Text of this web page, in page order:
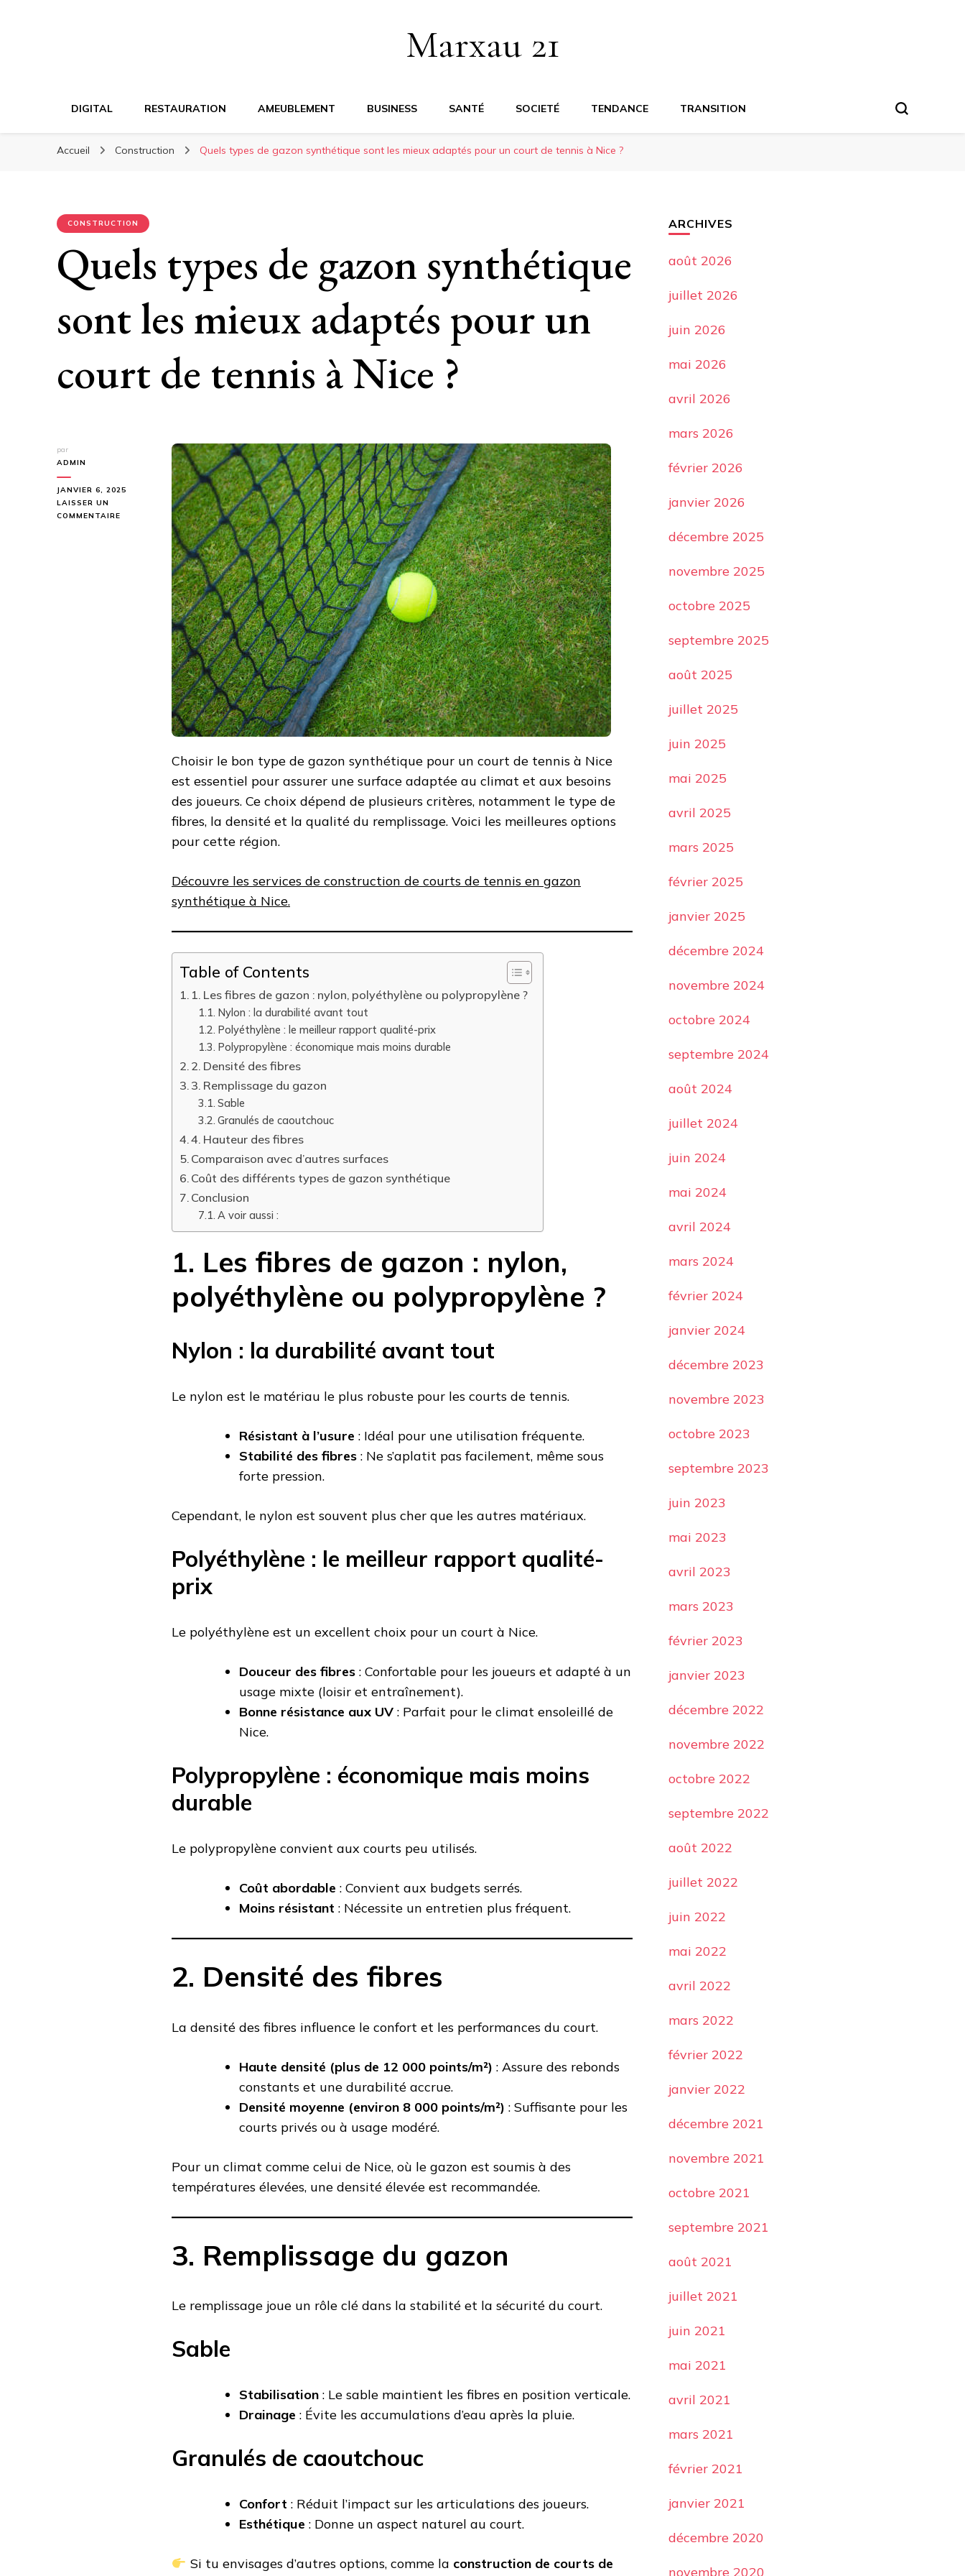
Marxau 21
DIGITAL RESTAURATION AMEUBLEMENT BUSINESS SANTÉ SOCIETÉ TENDANCE TRANSITION
Accueil Construction Quels types de gazon synthétique sont les mieux adaptés pour un court de tennis à Nice ?
CONSTRUCTION
Quels types de gazon synthétique
sont les mieux adaptés pour un
court de tennis à Nice ?
par
ADMIN
JANVIER 6, 2025
LAISSER UN
COMMENTAIRE
SYNTHÉTIQUE
Choisir le bon type de gazon synthétique pour un court de tennis à Nice
est essentiel pour assurer une surface adaptée au climat et aux besoins
des joueurs. Ce choix dépend de plusieurs critères, notamment le type de
fibres, la densité et la qualité du remplissage. Voici les meilleures options
pour cette région.
Découvre les services de construction de courts de tennis en gazon
synthétique à Nice.
Table of Contents
1. Les fibres de gazon : nylon, polyéthylène ou polypropylène ?
Nylon : la durabilité avant tout
Polyéthylène : le meilleur rapport qualité-prix
Polypropylène : économique mais moins durable
2. Densité des fibres
3. Remplissage du gazon
Sable
Granulés de caoutchouc
4. Hauteur des fibres
Comparaison avec d’autres surfaces
Coût des différents types de gazon synthétique
Conclusion
A voir aussi :
1. Les fibres de gazon : nylon,
polyéthylène ou polypropylène ?
Nylon : la durabilité avant tout
Le nylon est le matériau le plus robuste pour les courts de tennis.
Résistant à l’usure : Idéal pour une utilisation fréquente.
Stabilité des fibres : Ne s’aplatit pas facilement, même sous
forte pression.
Cependant, le nylon est souvent plus cher que les autres matériaux.
Polyéthylène : le meilleur rapport qualité-
prix
Le polyéthylène est un excellent choix pour un court à Nice.
Douceur des fibres : Confortable pour les joueurs et adapté à un
usage mixte (loisir et entraînement).
Bonne résistance aux UV : Parfait pour le climat ensoleillé de
Nice.
Polypropylène : économique mais moins
durable
Le polypropylène convient aux courts peu utilisés.
Coût abordable : Convient aux budgets serrés.
Moins résistant : Nécessite un entretien plus fréquent.
2. Densité des fibres
La densité des fibres influence le confort et les performances du court.
Haute densité (plus de 12 000 points/m²) : Assure des rebonds
constants et une durabilité accrue.
Densité moyenne (environ 8 000 points/m²) : Suffisante pour les
courts privés ou à usage modéré.
Pour un climat comme celui de Nice, où le gazon est soumis à des
températures élevées, une densité élevée est recommandée.
3. Remplissage du gazon
Le remplissage joue un rôle clé dans la stabilité et la sécurité du court.
Sable
Stabilisation : Le sable maintient les fibres en position verticale.
Drainage : Évite les accumulations d’eau après la pluie.
Granulés de caoutchouc
Confort : Réduit l’impact sur les articulations des joueurs.
Esthétique : Donne un aspect naturel au court.
Si tu envisages d’autres options, comme la construction de courts de
ARCHIVES
août 2026
juillet 2026
juin 2026
mai 2026
avril 2026
mars 2026
février 2026
janvier 2026
décembre 2025
novembre 2025
octobre 2025
septembre 2025
août 2025
juillet 2025
juin 2025
mai 2025
avril 2025
mars 2025
février 2025
janvier 2025
décembre 2024
novembre 2024
octobre 2024
septembre 2024
août 2024
juillet 2024
juin 2024
mai 2024
avril 2024
mars 2024
février 2024
janvier 2024
décembre 2023
novembre 2023
octobre 2023
septembre 2023
juin 2023
mai 2023
avril 2023
mars 2023
février 2023
janvier 2023
décembre 2022
novembre 2022
octobre 2022
septembre 2022
août 2022
juillet 2022
juin 2022
mai 2022
avril 2022
mars 2022
février 2022
janvier 2022
décembre 2021
novembre 2021
octobre 2021
septembre 2021
août 2021
juillet 2021
juin 2021
mai 2021
avril 2021
mars 2021
février 2021
janvier 2021
décembre 2020
novembre 2020